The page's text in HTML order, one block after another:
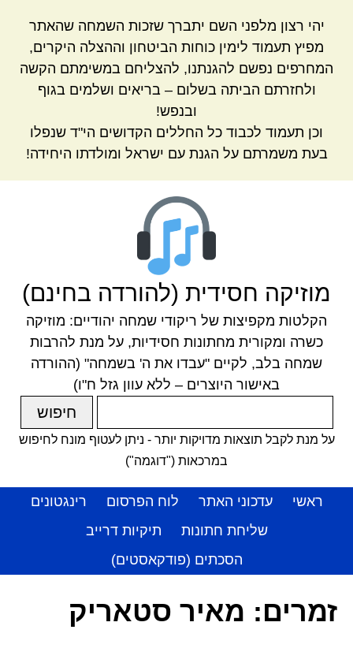
יהי רצון מלפני השם יתברך שזכות השמחה שהאתר
מפיץ תעמוד לימין כוחות הביטחון וההצלה היקרים,
המחרפים נפשם להגנתנו, להצליחם במשימתם הקשה
ולחזרתם הביתה בשלום – בריאים ושלמים בגוף
ובנפש!
וכן תעמוד לכבוד כל החללים הקדושים הי"ד שנפלו
בעת משמרתם על הגנת עם ישראל ומולדתו היחידה!
מוזיקה חסידית (להורדה בחינם)
הקלטות מקפיצות של ריקודי שמחה יהודיים: מוזיקה
כשרה ומקורית מחתונות חסידיות, על מנת להרבות
שמחה בלב, לקיים "עבדו את ה' בשמחה" (ההורדה
באישור היוצרים – ללא עוון גזל ח"ו)
על מנת לקבל תוצאות מדויקות יותר - ניתן לעטוף מונח לחיפוש
במרכאות ("דוגמה")
ראשי עדכוני האתר לוח הפרסום
רינגטונים
שליחת חתונות
תיקיות דרייב
הסכתים (פודקאסטים)
זמרים: מאיר סטאריק